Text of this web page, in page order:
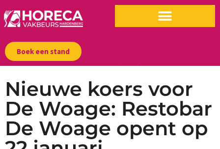
Boek een stand
12/08/2025
Nieuwe koers voor
De Woage: Restobar
De Woage opent op